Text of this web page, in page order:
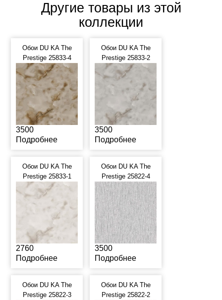
Другие товары из этой
коллекции
Обои DU KA The
Prestige 25833-4
3500
Подробнее
Обои DU KA The
Prestige 25833-2
3500
Подробнее
Обои DU KA The
Prestige 25833-1
2760
Подробнее
Обои DU KA The
Prestige 25822-4
3500
Подробнее
Обои DU KA The
Prestige 25822-3
Обои DU KA The
Prestige 25822-2